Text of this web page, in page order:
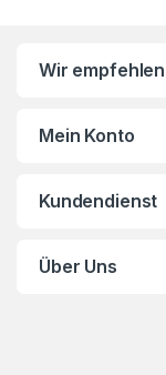
Wir empfehlen
Mein Konto
Kundendienst
Über Uns